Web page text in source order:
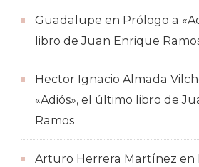
Guadalupe en Prólogo a
libro de Juan Enrique
Hector Ignacio Almada
«Adiós», el último libro de
Ramos
Arturo Herrera Martínez en